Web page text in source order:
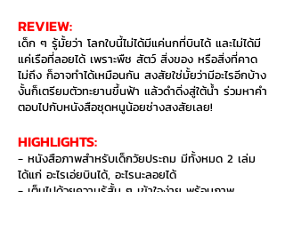
REVIEW:
เด็ก ๆ รู้มั้ยว่า โลกใบนี้ไม่ได้มีแค่นกที่บินได้ และไม่ได้มี
แค่เรือที่ลอยได้ เพราะพืช สัตว์ สิ่งของ หรือสิ่งที่คาด
ไม่ถึง ก็อาจทำได้เหมือนกัน สงสัยใช่มั้ยว่ามีอะไรอีกบ้าง
งั้นก็เตรียมตัวทะยานขึ้นฟ้า แล้วดำดิ่งสู่ใต้น้ำ ร่วมหาคำ
ตอบไปกับหนังสือชุดหนูน้อยช่างสงสัยเลย!
HIGHLIGHTS:​
- หนังสือภาพสำหรับเด็กวัยประถม มีทั้งหมด 2 เล่ม
ได้แก่ อะไรเอ่ยบินได้, อะไรนะลอยได้
- เต็มไปด้วยความรู้สั้น ๆ เข้าใจง่าย พร้อมภาพ